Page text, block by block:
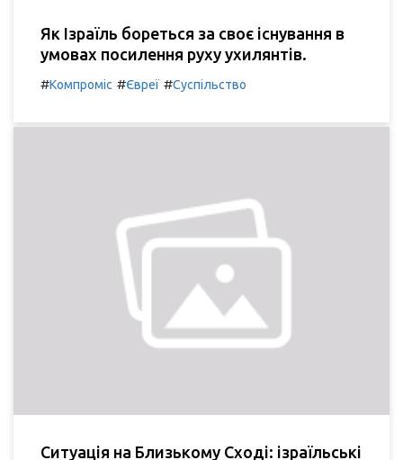
Як Ізраїль бореться за своє існування в
умовах посилення руху ухилянтів.
#Компроміс #Євреї #Суспільство
Ситуація на Близькому Сході: ізраїльські